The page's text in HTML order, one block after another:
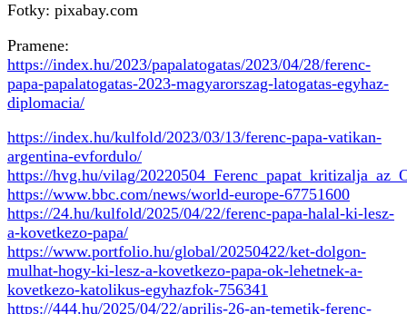
Fotky: pixabay.com
Pramene:
https://index.hu/2023/papalatogatas/2023/04/28/ferenc-
papa-papalatogatas-2023-magyarorszag-latogatas-egyhaz-
diplomacia/
https://index.hu/kulfold/2023/03/13/ferenc-papa-vatikan-
argentina-evfordulo/
https://hvg.hu/vilag/
https://www.bbc.com/news/world-europe-67751600
https://24.hu/kulfold/2025/04/22/ferenc-papa-halal-ki-lesz-
a-kovetkezo-papa/
https://www.portfolio.hu/global/20250422/ket-dolgon-
mulhat-hogy-ki-lesz-a-kovetkezo-papa-ok-lehetnek-a-
kovetkezo-katolikus-egyhazfok-756341
https://444.hu/2025/04/22/aprilis-26-an-temetik-ferenc-